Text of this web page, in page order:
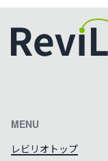
MENU
レビリオトップ